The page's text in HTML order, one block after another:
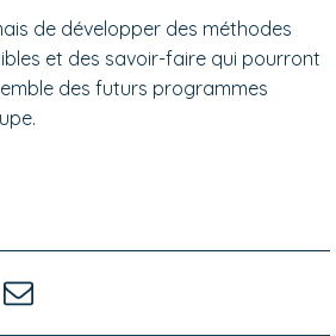
de développer des méthodes
et des savoir-faire qui pourront
des futurs programmes